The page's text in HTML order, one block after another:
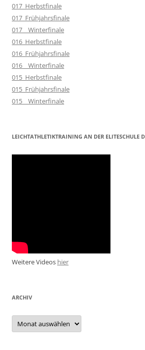
017_Herbstfinale
017_Frühjahrsfinale
017__Winterfinale
016_Herbstfinale
016_Frühjahrsfinale
016__Winterfinale
015_Herbstfinale
015_Frühjahrsfinale
015__Winterfinale
LEICHTATHLETIKTRAINING AN DER ELITESCHULE
Weitere Videos hier
ARCHIV
Archiv